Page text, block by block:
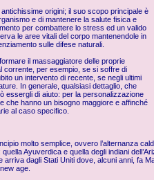
antichissime origini; il suo scopo principale è
e di mantenere la salute fisica e
per combattere lo stress ed un valido
le aree vitali del corpo mantenendole in
sulle difese naturali.
il massaggiatore delle proprie
corrente, per esempio, se si soffre di
un intervento di recente, se negli ultimi
In generale, qualsiasi dettaglio, che
essergli di aiuto: per la personalizzazione
che hanno un bisogno maggiore e affinché
al caso specifico.
molto semplice, ovvero l’alternanza
Ayuverdica e quella degli indiani
arriva dagli Stati Uniti dove, alcuni anni, fa
age.